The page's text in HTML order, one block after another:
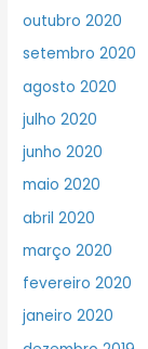
outubro 2020
setembro 2020
agosto 2020
julho 2020
junho 2020
maio 2020
abril 2020
março 2020
fevereiro 2020
janeiro 2020